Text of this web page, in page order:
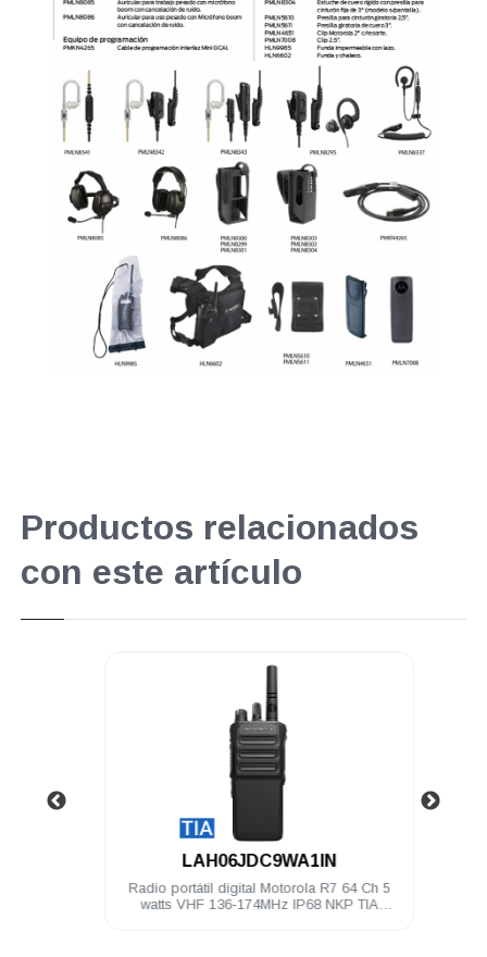
Productos relacionados
con este artículo
LAH06JDC9WA1IN
Radio portátil digital Motorola R7 64 Ch 5
watts VHF 136-174MHz IP68 NKP TIA